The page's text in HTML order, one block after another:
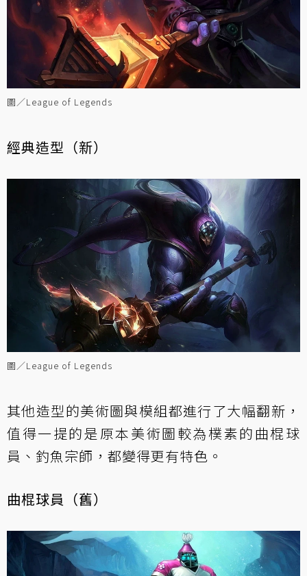
圖／League of Legends
經典造型（新）
圖／League of Legends
其他造型的美術圖與模組都進行了大幅翻新，
值得一提的是原本美術圖較為樸素的曲棍球
員、釣魚宗師，都變得更有特色。
曲棍球員（舊）